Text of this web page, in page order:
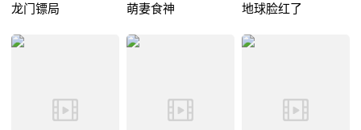
龙门镖局 萌妻食神 地球脸红了